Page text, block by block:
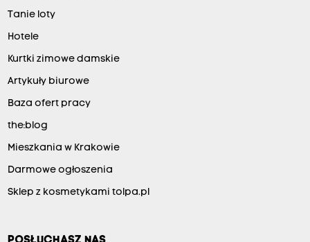
Tanie loty
Hotele
Kurtki zimowe damskie
Artykuły biurowe
Baza ofert pracy
the:blog
Mieszkania w Krakowie
Darmowe ogłoszenia
Sklep z kosmetykami tolpa.pl